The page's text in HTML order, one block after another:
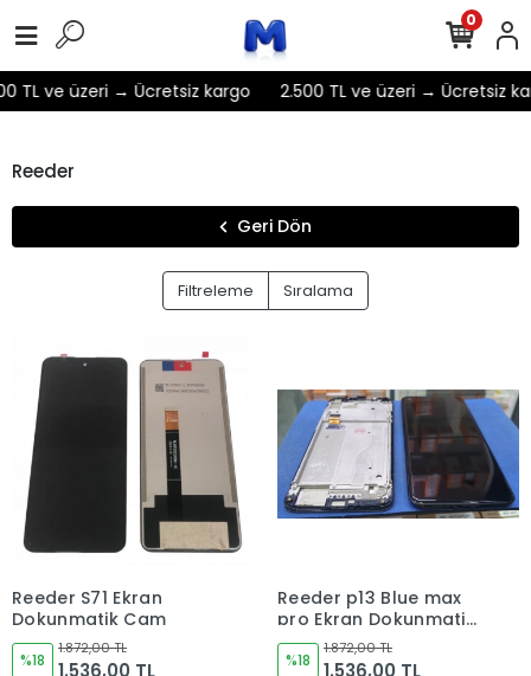
ve üzeri → Ücretsiz kargo 2.500 TL ve üzeri → Ücretsiz
0
Reeder
Geri Dön
Filtreleme Sıralama
Reeder S71 Ekran
Dokunmatik Cam
%18
1.872,00 TL
1.536,00 TL
Reeder p13 Blue max
pro Ekran Dokunmatik
Cam (ÇITALI)
%18
1.872,00 TL
1.536,00 TL